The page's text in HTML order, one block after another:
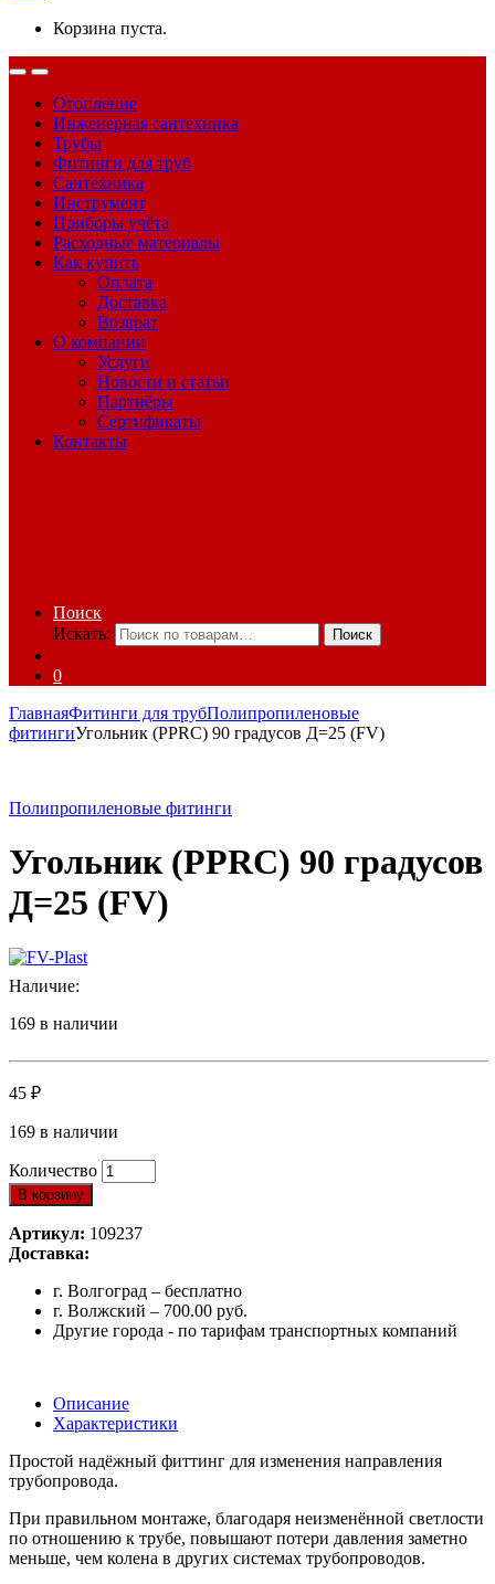
Корзина пуста.
Отопление
Инженерная сантехника
Трубы
Фитинги для труб
Сантехника
Инструмент
Приборы учёта
Расходные материалы
Как купить
Оплата
Доставка
Возврат
О компании
Услуги
Новости и статьи
Партнёры
Сертификаты
Контакты
Поиск
Искать:
Поиск
0
ГлавнаяФитинги для трубПолипропиленовые
фитингиУгольник (PPRC) 90 градусов Д=25 (FV)
Полипропиленовые фитинги
Угольник (PPRC) 90 градусов
Д=25 (FV)
Наличие:
169 в наличии
45 ₽
169 в наличии
Количество
В корзину
Артикул: 109237
Доставка:
г. Волгоград – бесплатно
г. Волжский – 700.00 руб.
Другие города - по тарифам транспортных компаний
Описание
Характеристики
Простой надёжный фиттинг для изменения направления
трубопровода.
При правильном монтаже, благодаря неизменённой светлости
по отношению к трубе, повышают потери давления заметно
меньше, чем колена в других системах трубопроводов.